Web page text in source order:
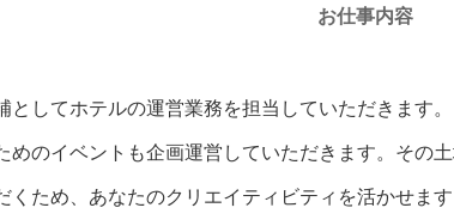
お仕事内容
としてホテルの運営業務を担当していただきます
めのイベントも企画運営していただきます。その
くため、あなたのクリエイティビティを活かせま